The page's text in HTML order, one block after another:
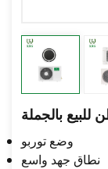
وضع توربو
نطاق جهد واسع